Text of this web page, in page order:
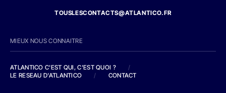
TOUSLESCONTACTS@ATLANTICO.FR
MIEUX NOUS CONNAITRE
ATLANTICO C'EST QUI, C'EST QUOI ?
/
LE RESEAU D'ATLANTICO
/ CONTACT